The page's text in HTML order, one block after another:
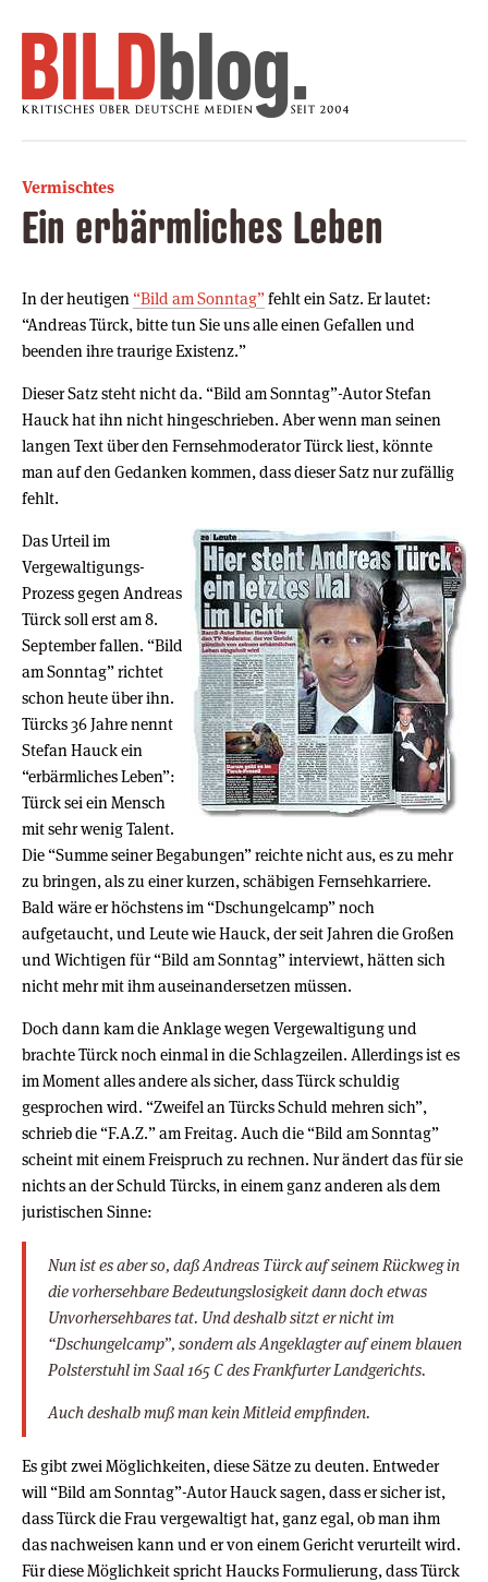
Vermischtes
Ein erbärmliches Leben
In der heutigen “Bild am Sonntag”fehlt ein Satz. Er lautet:
“Andreas Türck, bitte tun Sie uns alle einen Gefallen und
beenden ihre traurige Existenz.”
Dieser Satz steht nicht da. “Bild am Sonntag”-Autor Stefan
Hauck hat ihn nicht hingeschrieben. Aber wenn man seinen
langen Text über den Fernsehmoderator Türck liest, könnte
man auf den Gedanken kommen, dass dieser Satz nur zufällig
fehlt.
Das Urteil im
Vergewaltigungs-
Prozess gegen Andreas
Türck soll erst am 8.
September fallen. “Bild
am Sonntag” richtet
schon heute über ihn.
Türcks 36 Jahre nennt
Stefan Hauck ein
“erbärmliches Leben”:
Türck sei ein Mensch
mit sehr wenig Talent.
Die “Summe seiner Begabungen” reichte nicht aus, es zu mehr
zu bringen, als zu einer kurzen, schäbigen Fernsehkarriere.
Bald wäre er höchstens im “Dschungelcamp” noch
aufgetaucht, und Leute wie Hauck, der seit Jahren die Großen
und Wichtigen für “Bild am Sonntag” interviewt, hätten sich
nicht mehr mit ihm auseinandersetzen müssen.
Doch dann kam die Anklage wegen Vergewaltigung und
brachte Türck noch einmal in die Schlagzeilen. Allerdings ist es
im Moment alles andere als sicher, dass Türck schuldig
gesprochen wird. “Zweifel an Türcks Schuld mehren sich”,
schrieb die “F.A.Z.” am Freitag. Auch die “Bild am Sonntag”
scheint mit einem Freispruch zu rechnen. Nur ändert das für sie
nichts an der Schuld Türcks, in einem ganz anderen als dem
juristischen Sinne:
Nun ist es aber so, daß Andreas Türck auf seinem Rückweg in
die vorhersehbare Bedeutungslosigkeit dann doch etwas
Unvorhersehbares tat. Und deshalb sitzt er nicht im
“Dschungelcamp”, sondern als Angeklagter auf einem blauen
Polsterstuhl im Saal 165 C des Frankfurter Landgerichts.
Auch deshalb muß man kein Mitleid empfinden.
Es gibt zwei Möglichkeiten, diese Sätze zu deuten. Entweder
will “Bild am Sonntag”-Autor Hauck sagen, dass er sicher ist,
dass Türck die Frau vergewaltigt hat, ganz egal, ob man ihm
das nachweisen kann und er von einem Gericht verurteilt wird.
Für diese Möglichkeit spricht Haucks Formulierung, dass Türck